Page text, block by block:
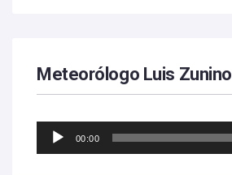
Meteorólogo Luis Zunino
Reproductor
00:00